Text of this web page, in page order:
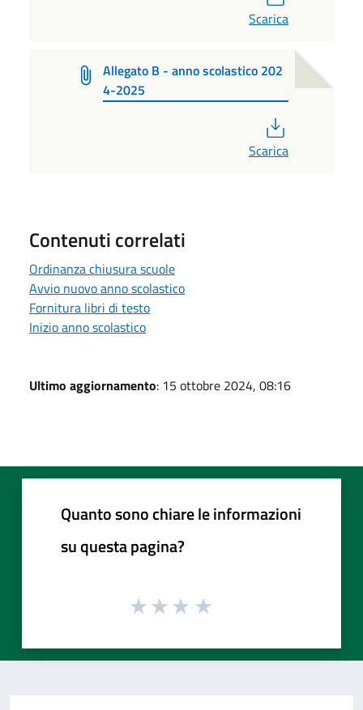
Scarica
Allegato B - anno scolastico 202
4-2025
Scarica
Contenuti correlati
Ordinanza chiusura scuole
Avvio nuovo anno scolastico
Fornitura libri di testo
Inizio anno scolastico
Ultimo aggiornamento: 15 ottobre 2024, 08:16
Quanto sono chiare le informazioni
su questa pagina?